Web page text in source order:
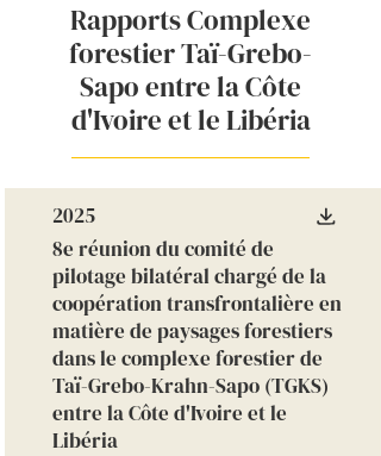
Rapports Complexe
forestier Taï-Grebo-
Sapo entre la Côte
d'Ivoire et le Libéria
2025
8e réunion du comité de
pilotage bilatéral chargé de la
coopération transfrontalière en
matière de paysages forestiers
dans le complexe forestier de
Taï-Grebo-Krahn-Sapo (TGKS)
entre la Côte d'Ivoire et le
Libéria